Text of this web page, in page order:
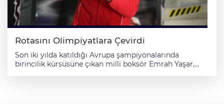
Rotasını Olimpiyatlara Çevirdi
Son iki yılda katıldığı Avrupa şampiyonalarında
birincilik kürsüsüne çıkan milli boksör Emrah Yaşar,